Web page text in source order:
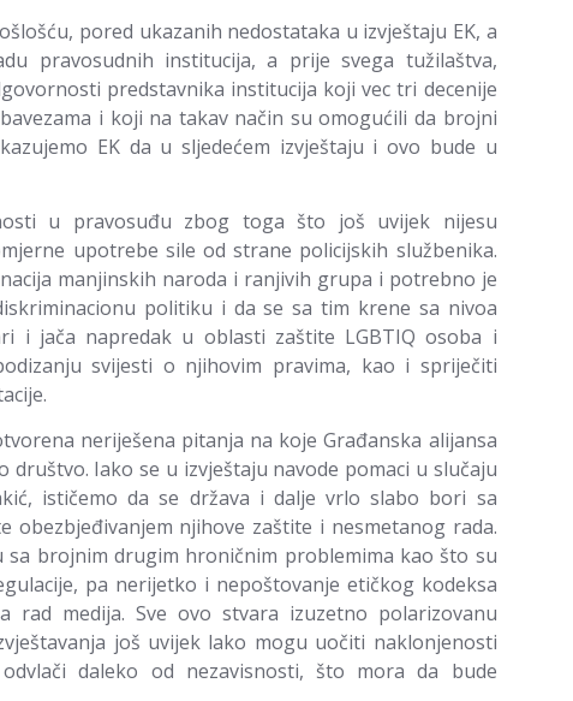
pored ukazanih nedostataka u izvještaju EK, a
pravosudnih institucija, a prije svega tužilaštva,
predstavnika institucija koji vec tri decenije
i koji na takav način su omogućili da brojni
EK da u sljedećem izvještaju i ovo bude u
u pravosuđu zbog toga što još uvijek nijesu
upotrebe sile od strane policijskih službenika.
manjinskih naroda i ranjivih grupa i potrebno je
politiku i da se sa tim krene sa nivoa
i jača napredak u oblasti zaštite LGBTIQ osoba i
svijesti o njihovim pravima, kao i spriječiti
neriješena pitanja na koje Građanska alijansa
Iako se u izvještaju navode pomaci u slučaju
ističemo da se država i dalje vrlo slabo bori sa
obezbjeđivanjem njihove zaštite i nesmetanog rada.
sa brojnim drugim hroničnim problemima kao što su
pa nerijetko i nepoštovanje etičkog kodeksa
medija. Sve ovo stvara izuzetno polarizovanu
još uvijek lako mogu uočiti naklonjenosti
daleko od nezavisnosti, što mora da bude